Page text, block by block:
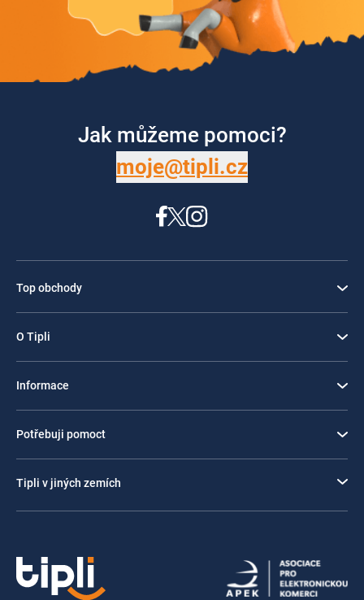
Jak můžeme pomoci?
moje@tipli.cz
Top obchody
O Tipli
Informace
Potřebuji pomoct
Tipli v jiných zemích